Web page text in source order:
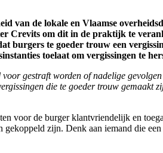
van de lokale en Vlaamse
Crevits om dit in de praktijk te
burgers te goeder trouw een
toelaat om vergissingen te
gestraft worden of nadelige
die te goeder trouw gemaakt
voor de burger klantvriendelijk en
zijn. Denk aan iemand die